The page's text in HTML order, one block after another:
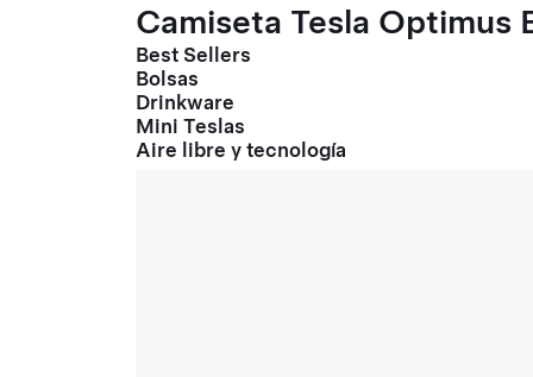
Camiseta Tesla Optimus
Best Sellers
Bolsas
Drinkware
Mini Teslas
Aire libre y tecnología